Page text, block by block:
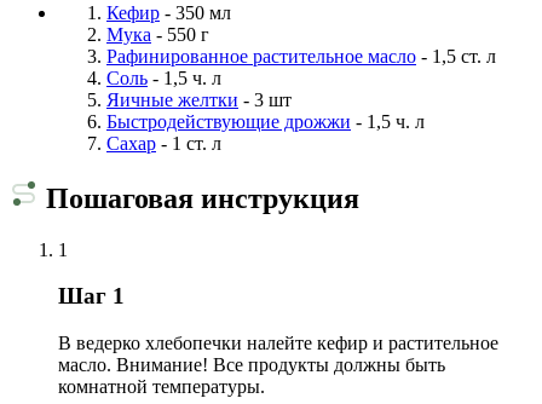
Кефир - 350 мл
Мука - 550 г
Рафинированное растительное масло - 1,5 ст. л
Соль - 1,5 ч. л
Яичные желтки - 3 шт
Быстродействующие дрожжи - 1,5 ч. л
Сахар - 1 ст. л
Пошаговая инструкция
1
Шаг 1
В ведерко хлебопечки налейте кефир и растительное
масло. Внимание! Все продукты должны быть
комнатной температуры.